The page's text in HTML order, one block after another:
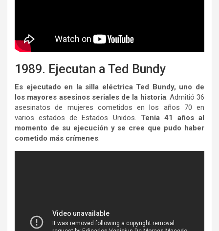
1989. Ejecutan a Ted Bundy
Es ejecutado en la silla eléctrica Ted Bundy, uno de
los mayores asesinos seriales de la historia. Admitió 36
asesinatos de mujeres cometidos en los años 70 en
varios estados de Estados Unidos. Tenía 41 años al
momento de su ejecución y se cree que pudo haber
cometido más crímenes.